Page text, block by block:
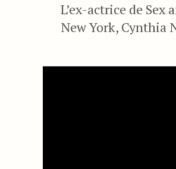
L’ex-actrice de
New York, Cynthia